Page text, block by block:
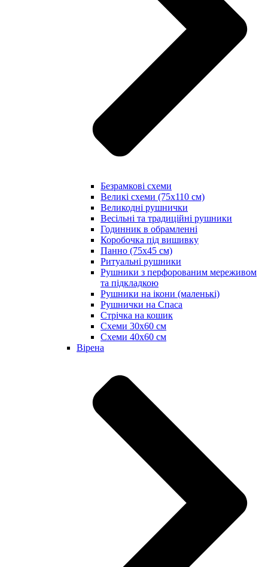
Безрамкові схеми
Великі схеми (75х110 см)
Великодні рушнички
Весільні та традиційні рушники
Годинник в обрамленні
Коробочка під вишивку
Панно (75х45 см)
Ритуальні рушники
Рушники з перфорованим мереживом
та підкладкою
Рушники на ікони (маленькі)
Рушнички на Спаса
Стрічка на кошик
Схеми 30х60 см
Схеми 40х60 см
Вірена